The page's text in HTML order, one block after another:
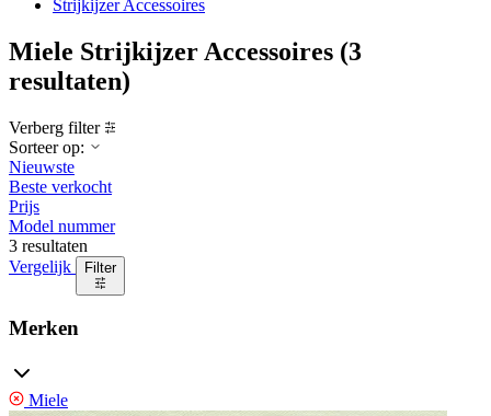
Strijkijzer Accessoires
Miele Strijkijzer Accessoires (3
resultaten)
Verberg filter
Sorteer op:
Nieuwste
Beste verkocht
Prijs
Model nummer
3 resultaten
Vergelijk
Filter
Merken
Miele